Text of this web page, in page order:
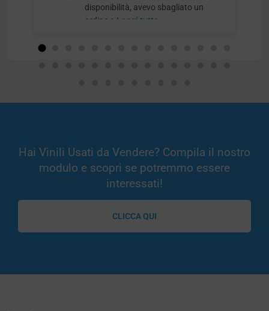
disponibilità, avevo sbagliato un
ordine e Leggi tutto
Hai Vinili Usati da Vendere? Compila il nostro
modulo e scopri se potremmo essere
interessati!
CLICCA QUI